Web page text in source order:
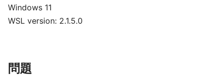
Windows 11
WSL version: 2.1.5.0
問題